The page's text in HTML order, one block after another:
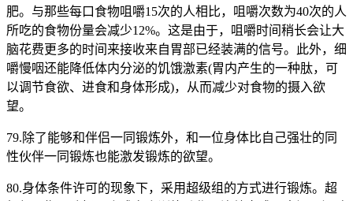
肥。与那些每口食物咀嚼15次的人相比，咀嚼次数为40次的人
所吃的食物份量会减少12%。这是由于，咀嚼时间稍长会让大
脑花费更多的时间来接收来自胃部已经装满的信号。此外，细
嚼慢咽还能降低体内分泌的饥饿激素(胃内产生的一种肽，可
以调节食欲、进食和身体形成)，从而减少对食物的摄入欲
望。
79.除了能够和伴侣一同锻炼外，和一位身体比自己强壮的同
性伙伴一同锻炼也能激发锻炼的欲望。
80.身体条件许可的现象下，采用超级组的方式进行锻炼。超